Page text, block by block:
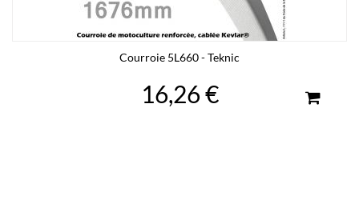
Courroie 5L660 - Teknic
16,26 €